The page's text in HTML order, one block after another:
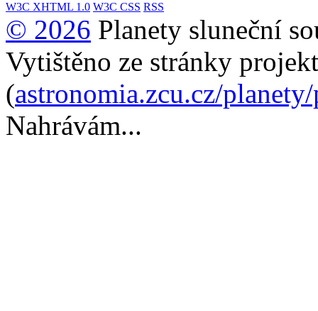
W3C XHTML 1.0 W3C CSS RSS
© 2026 Planety sluneční
Vytištěno ze stránky
(astronomia.zcu.cz/
Nahrávám...